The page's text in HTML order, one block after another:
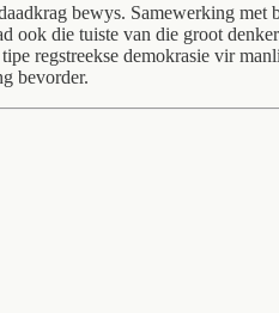
bewys. Samewerking met
die tuiste van die groot
regstreekse demokrasie vir
bevorder.